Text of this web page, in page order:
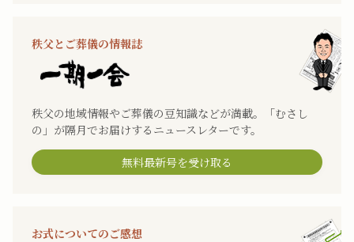
秩父とご葬儀の情報誌
秩父の地域情報やご葬儀の豆知識などが満載。「むさし
の」が隔月でお届けするニュースレターです。
無料最新号を受け取る
お式についてのご感想